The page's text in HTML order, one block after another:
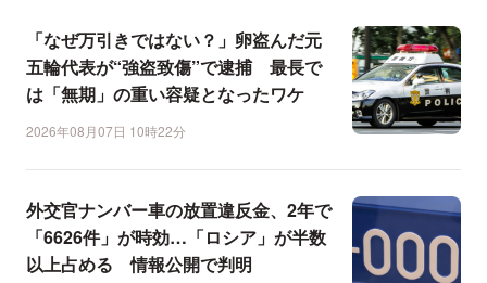
「なぜ万引きではない？」卵盗んだ元
五輪代表が“強盗致傷”で逮捕 最長で
は「無期」の重い容疑となったワケ
2026年08月07日 10時22分
外交官ナンバー車の放置違反金、2年で
「6626件」が時効…「ロシア」が半数
以上占める 情報公開で判明